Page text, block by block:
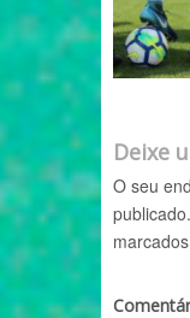
Deixe
O seu
publicado.